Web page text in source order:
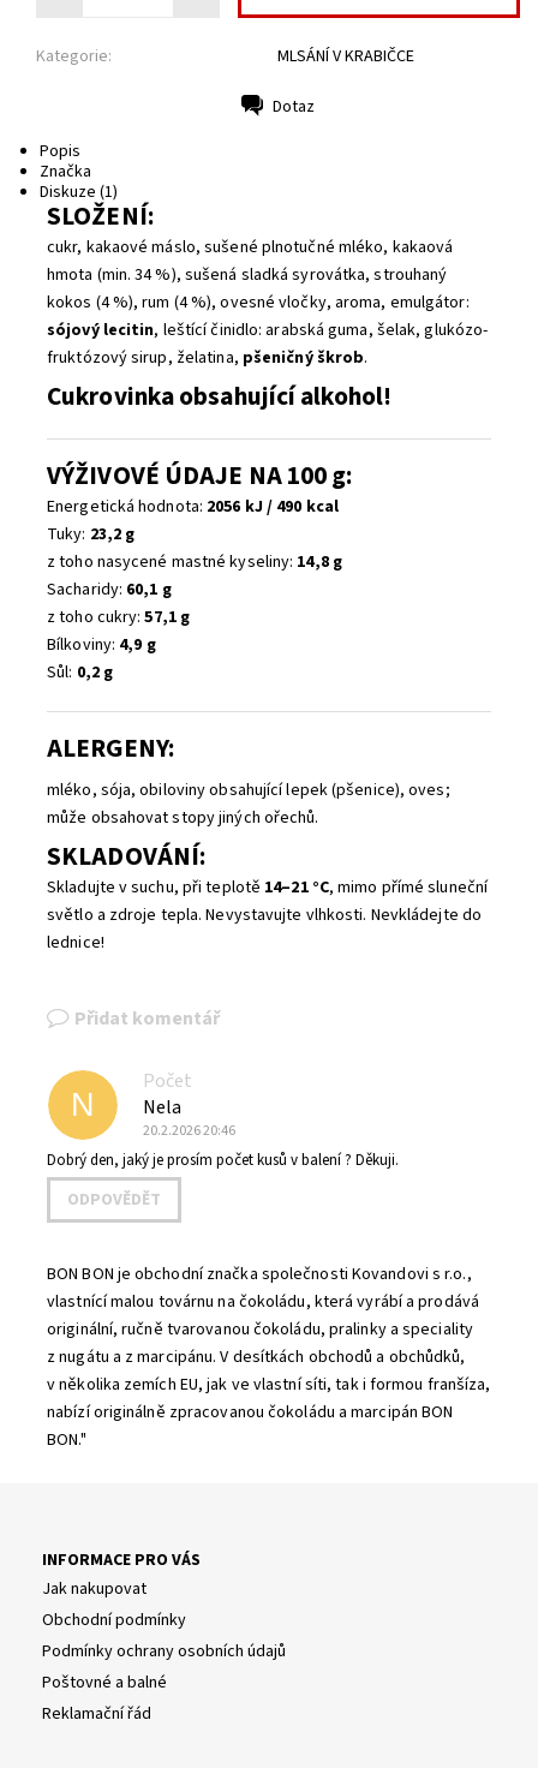
Kategorie: MLSÁNÍ V KRABIČCE
Dotaz
Popis
Značka
Diskuze (1)
SLOŽENÍ:
cukr, kakaové máslo, sušené plnotučné mléko, kakaová
hmota (min. 34 %), sušená sladká syrovátka, strouhaný
kokos (4 %), rum (4 %), ovesné vločky, aroma, emulgátor:
sójový lecitin, leštící činidlo: arabská guma, šelak, glukózo-
fruktózový sirup, želatina, pšeničný škrob.
Cukrovinka obsahující alkohol!
VÝŽIVOVÉ ÚDAJE NA 100 g:
Energetická hodnota: 2056 kJ / 490 kcal
Tuky: 23,2 g
z toho nasycené mastné kyseliny: 14,8 g
Sacharidy: 60,1 g
z toho cukry:57,1 g
Bílkoviny: 4,9 g
Sůl: 0,2 g
ALERGENY:
mléko, sója, obiloviny obsahující lepek (pšenice), oves;
může obsahovat stopy jiných ořechů.
SKLADOVÁNÍ:
Skladujte v suchu, při teplotě 14–21 °C, mimo přímé sluneční
světlo a zdroje tepla. Nevystavujte vlhkosti. Nevkládejte do
lednice!
Přidat komentář
N
Počet
Nela
20.2.2026 20:46
Dobrý den, jaký je prosím počet kusů v balení ? Děkuji.
ODPOVĚDĚT
BON BON je obchodní značka společnosti Kovandovi s r.o.,
vlastnící malou továrnu na čokoládu, která vyrábí a prodává
originální, ručně tvarovanou čokoládu, pralinky a speciality
z nugátu a z marcipánu. V desítkách obchodů a obchůdků,
v několika zemích EU, jak ve vlastní síti, tak i formou franšíza,
nabízí originálně zpracovanou čokoládu a marcipán BON
BON."
INFORMACE PRO VÁS
Jak nakupovat
Obchodní podmínky
Podmínky ochrany osobních údajů
Poštovné a balné
Reklamační řád